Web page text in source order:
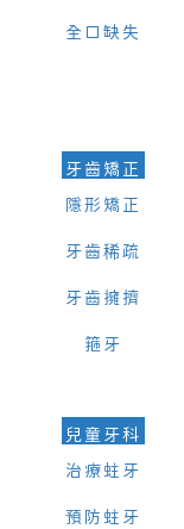
全口缺失
牙齒矯正
隱形矯正
牙齒稀疏
牙齒擁擠
箍牙
兒童牙科
治療蛀牙
預防蛀牙